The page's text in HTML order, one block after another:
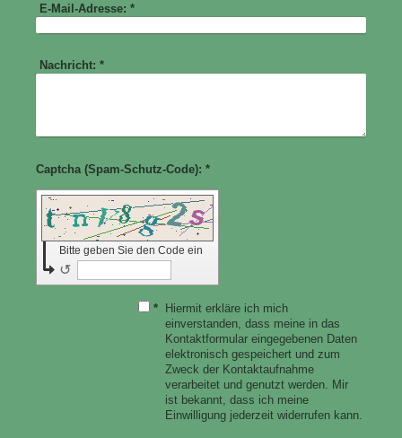
E-Mail-Adresse: *
Nachricht: *
Captcha (Spam-Schutz-Code): *
Bitte geben Sie den Code ein
↺
*
Hiermit erkläre ich mich
einverstanden, dass meine in das
Kontaktformular eingegebenen Daten
elektronisch gespeichert und zum
Zweck der Kontaktaufnahme
verarbeitet und genutzt werden. Mir
ist bekannt, dass ich meine
Einwilligung jederzeit widerrufen kann.